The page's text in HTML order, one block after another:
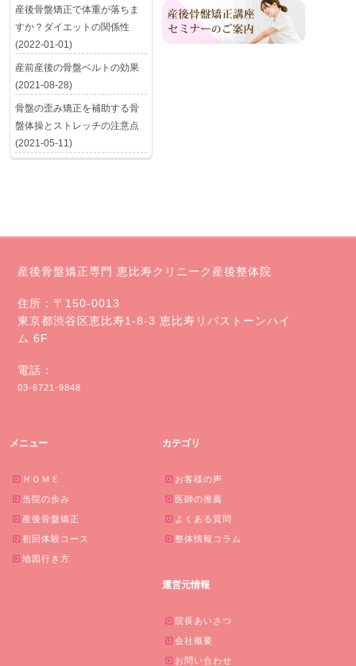
産後骨盤矯正で体重が落ちま
すか？ダイエットの関係性
(2022-01-01)
産前産後の骨盤ベルトの効果
(2021-08-28)
骨盤の歪み矯正を補助する骨
盤体操とストレッチの注意点
(2021-05-11)
産後骨盤矯正専門 恵比寿クリニーク産後整体院
住所：〒150-0013
東京都渋谷区恵比寿1-8-3 恵比寿リバストーンハイ
ム 6F
電話：
03-6721-9848
メニュー
ＨＯＭＥ
当院の歩み
産後骨盤矯正
初回体験コース
地図行き方
カテゴリ
お客様の声
医師の推薦
よくある質問
整体情報コラム
運営元情報
院長あいさつ
会社概要
お問い合わせ